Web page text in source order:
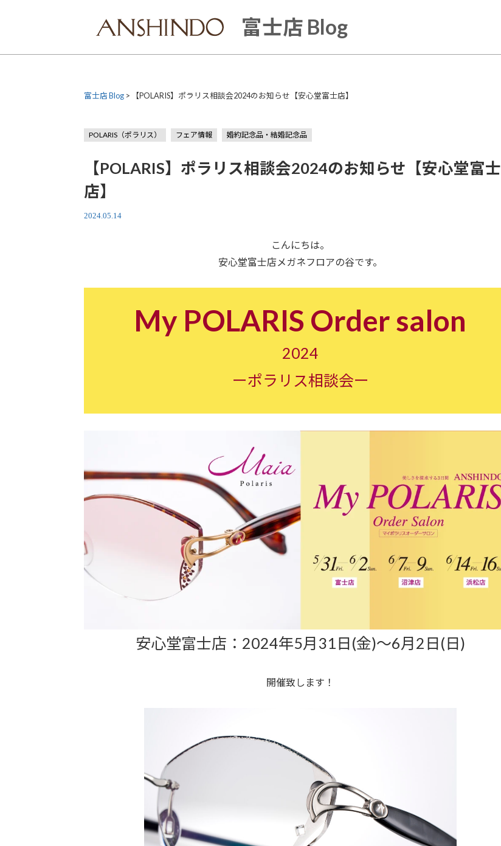
富士店 Blog
富士店 Blog > 【POLARIS】ポラリス相談会2024のお知らせ【安心堂富士店】
POLARIS（ポラリス） フェア情報 婚約記念品・結婚記念品
【POLARIS】ポラリス相談会2024のお知らせ【安心堂富士
店】
2024.05.14
こんにちは。
安心堂富士店メガネフロアの谷です。
My POLARIS Order salon
2024
ーポラリス相談会ー
安心堂富士店：2024年5月31日(金)～6月2日(日)
開催致します！